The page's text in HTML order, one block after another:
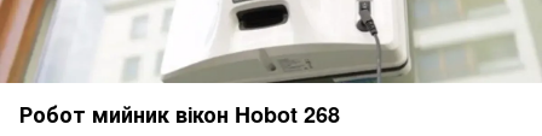
Робот мийник вікон Hobot 268